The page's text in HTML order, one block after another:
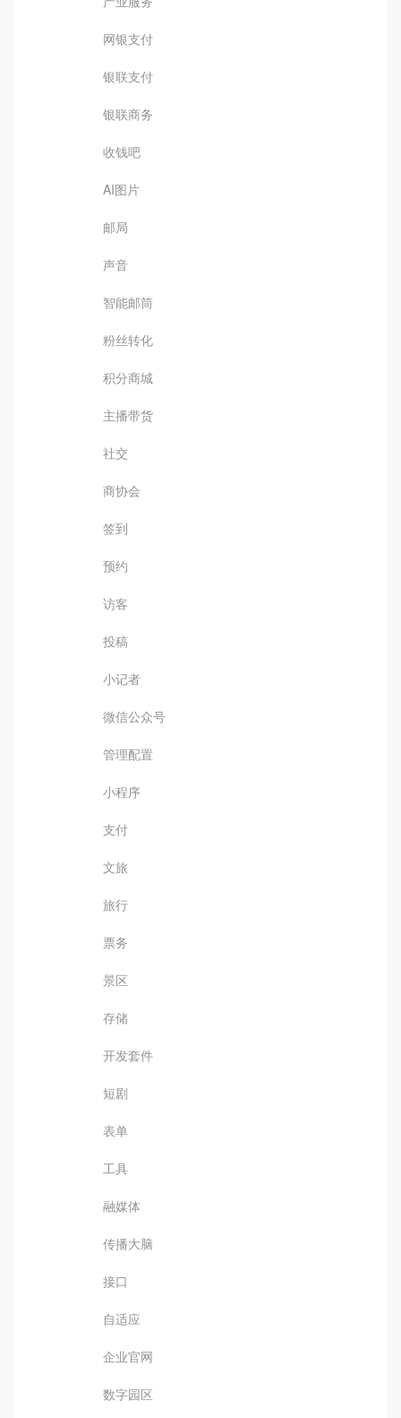
网银支付
银联支付
银联商务
收钱吧
AI图片
邮局
声音
智能邮筒
粉丝转化
积分商城
主播带货
社交
商协会
签到
预约
访客
投稿
小记者
微信公众号
管理配置
小程序
支付
文旅
旅行
票务
景区
存储
开发套件
短剧
表单
工具
融媒体
传播大脑
接口
自适应
企业官网
数字园区